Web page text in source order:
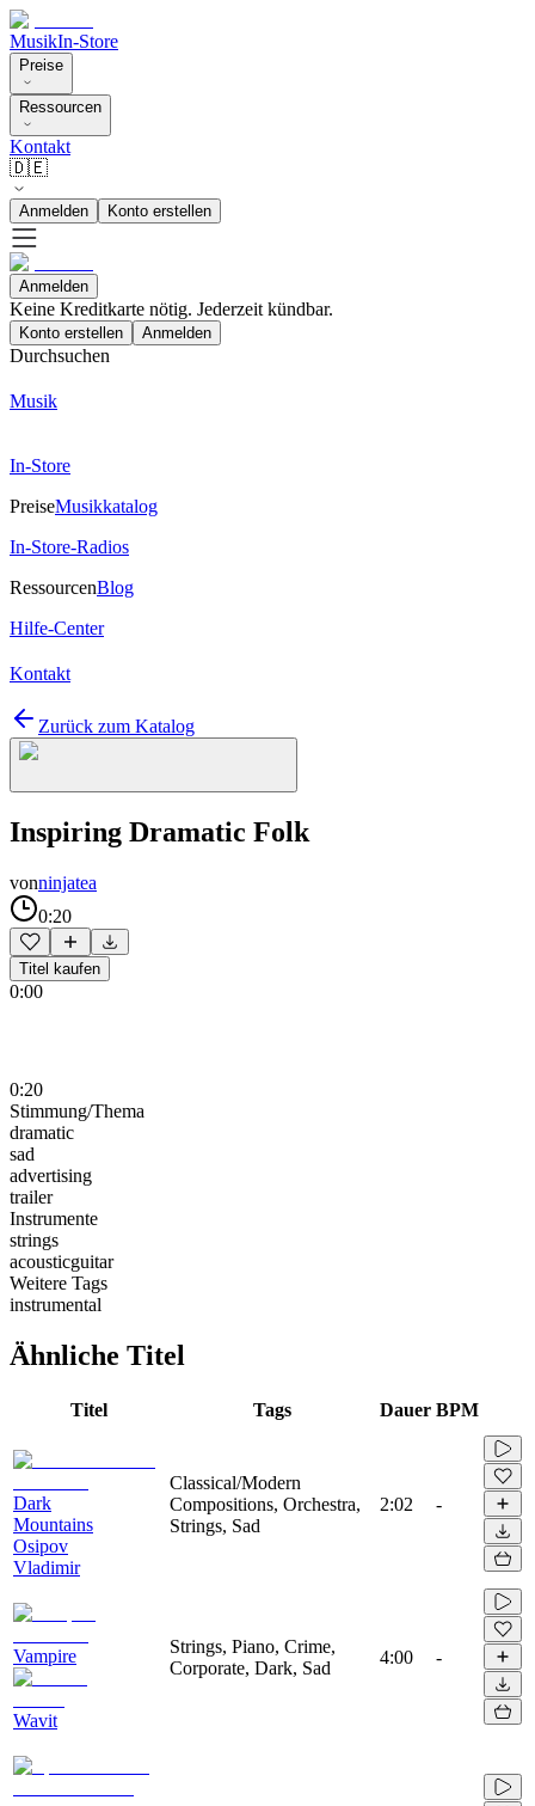
MusikIn-Store
Preise
Ressourcen
Kontakt
🇩🇪
Anmelden Konto erstellen
Anmelden
Keine Kreditkarte nötig. Jederzeit kündbar.
Konto erstellen Anmelden
Durchsuchen
Musik
In-Store
PreiseMusikkatalog
In-Store-Radios
RessourcenBlog
Hilfe-Center
Kontakt
Zurück zum Katalog
Inspiring Dramatic Folk
vonninjatea
0:20
Titel kaufen
0:00
0:20
Stimmung/Thema
dramatic
sad
advertising
trailer
Instrumente
strings
acousticguitar
Weitere Tags
instrumental
Ähnliche Titel
Titel Tags Dauer BPM
Dark
Mountains
Osipov
Vladimir
Classical/Modern
Compositions, Orchestra,
Strings, Sad
2:02 -
Vampire
Wavit
Strings, Piano, Crime,
Corporate, Dark, Sad
4:00 -